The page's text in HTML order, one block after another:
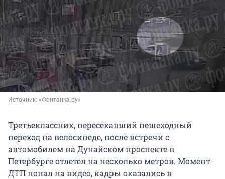
Источник: «Фонтанка.ру»
Третьеклассник, пересекавший пешеходный
переход на велосипеде, после встречи с
автомобилем на Дунайском проспекте в
Петербурге отлетел на несколько метров. Момент
ДТП попал на видео, кадры оказались в